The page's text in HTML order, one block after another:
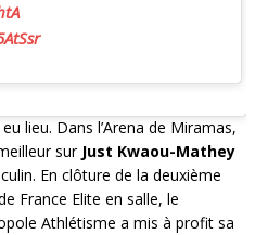
lieu. Dans l’Arena de Miramas,
sur Just Kwaou-Mathey
En clôture de la deuxième
France Elite en salle, le
Athlétisme a mis à profit sa